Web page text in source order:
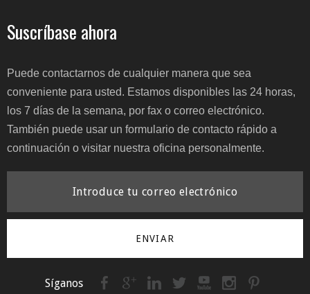
Suscríbase ahora
Puede contactarnos de cualquier manera que sea
conveniente para usted. Estamos disponibles las 24 horas,
los 7 días de la semana, por fax o correo electrónico.
También puede usar un formulario de contacto rápido a
continuación o visitar nuestra oficina personalmente.
ENVIAR
Síganos